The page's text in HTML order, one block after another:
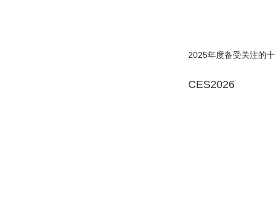
2025年度备受关注的
CES2026